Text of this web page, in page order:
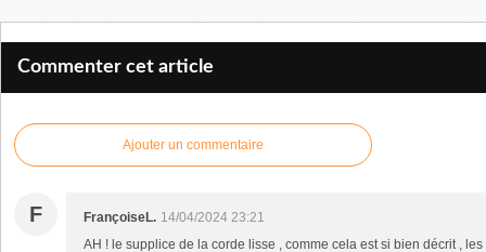
Commenter cet article
Ajouter un commentaire
F FrançoiseL. 14/04/2024 23:21
AH ! le supplice de la corde lisse , comme cela est si bien décrit ,